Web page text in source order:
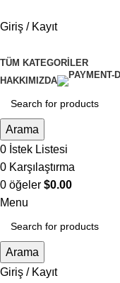
Giriş / Kayıt
TÜM KATEGORILER
HAKKIMIZDA
Arama
0 İstek Listesi
0 Karşılaştırma
0 öğeler $0.00
Menu
Arama
Giriş / Kayıt